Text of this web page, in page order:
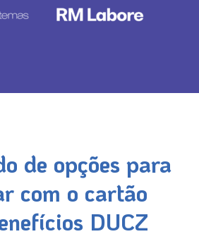
de opções para
com o cartão
DUCZ